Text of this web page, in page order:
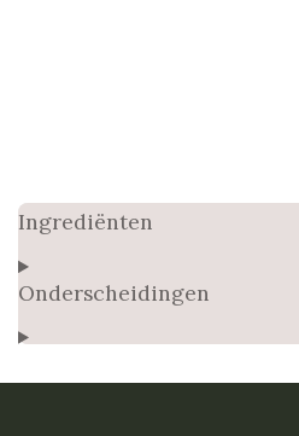
Ingrediënten
Onderscheidingen